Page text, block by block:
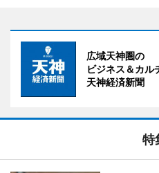
広域天神圏の
ビジネス＆カル
天神経済新聞
特